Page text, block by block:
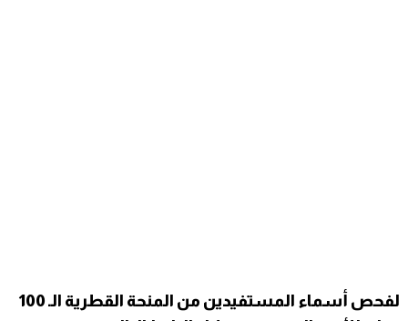
لفحص أسماء المستفيدين من المنحة القطرية الـ 100